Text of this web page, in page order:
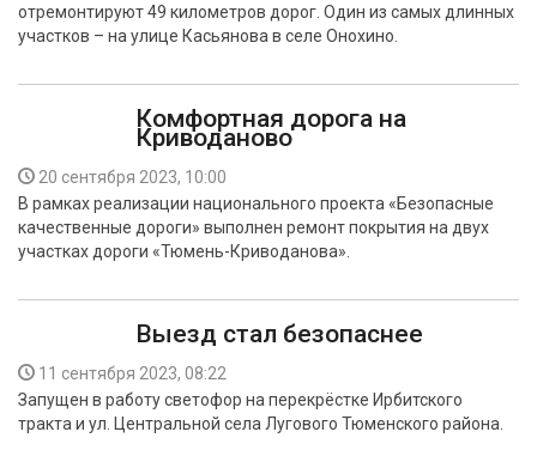
отремонтируют 49 километров дорог. Один из самых длинных
участков – на улице Касьянова в селе Онохино.
Комфортная дорога на
Криводаново
20 сентября 2023, 10:00
В рамках реализации национального проекта «Безопасные
качественные дороги» выполнен ремонт покрытия на двух
участках дороги «Тюмень-Криводанова».
Выезд стал безопаснее
11 сентября 2023, 08:22
Запущен в работу светофор на перекрёстке Ирбитского
тракта и ул. Центральной села Лугового Тюменского района.